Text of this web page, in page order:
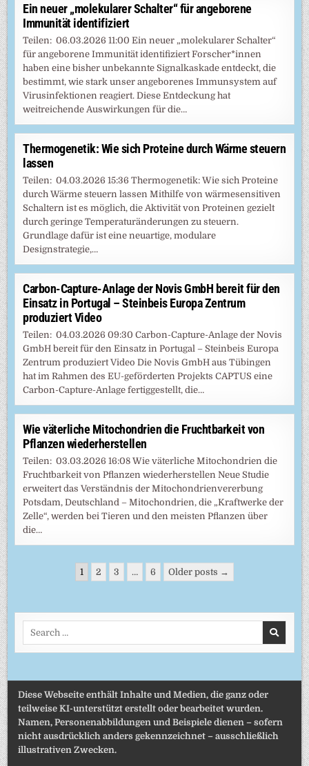
Ein neuer „molekularer Schalter“ für angeborene
Immunität identifiziert
Teilen: 06.03.2026 11:00 Ein neuer „molekularer Schalter“
für angeborene Immunität identifiziert Forscher*innen
haben eine bisher unbekannte Signalkaskade entdeckt, die
bestimmt, wie stark unser angeborenes Immunsystem auf
Virusinfektionen reagiert. Diese Entdeckung hat
weitreichende Auswirkungen für die…
Thermogenetik: Wie sich Proteine durch Wärme steuern
lassen
Teilen: 04.03.2026 15:36 Thermogenetik: Wie sich Proteine
durch Wärme steuern lassen Mithilfe von wärmesensitiven
Schaltern ist es möglich, die Aktivität von Proteinen gezielt
durch geringe Temperaturänderungen zu steuern.
Grundlage dafür ist eine neuartige, modulare
Designstrategie,…
Carbon-Capture-Anlage der Novis GmbH bereit für den
Einsatz in Portugal – Steinbeis Europa Zentrum
produziert Video
Teilen: 04.03.2026 09:30 Carbon-Capture-Anlage der Novis
GmbH bereit für den Einsatz in Portugal – Steinbeis Europa
Zentrum produziert Video Die Novis GmbH aus Tübingen
hat im Rahmen des EU-geförderten Projekts CAPTUS eine
Carbon-Capture-Anlage fertiggestellt, die…
Wie väterliche Mitochondrien die Fruchtbarkeit von
Pflanzen wiederherstellen
Teilen: 03.03.2026 16:08 Wie väterliche Mitochondrien die
Fruchtbarkeit von Pflanzen wiederherstellen Neue Studie
erweitert das Verständnis der Mitochondrienvererbung
Potsdam, Deutschland – Mitochondrien, die „Kraftwerke der
Zelle“, werden bei Tieren und den meisten Pflanzen über
die…
Seitennummerierung
Beiträge
1 2 3 … 6 Older posts →
Diese Webseite enthält Inhalte und Medien, die ganz oder
teilweise KI-unterstützt erstellt oder bearbeitet wurden.
Namen, Personenabbildungen und Beispiele dienen – sofern
nicht ausdrücklich anders gekennzeichnet – ausschließlich
illustrativen Zwecken.